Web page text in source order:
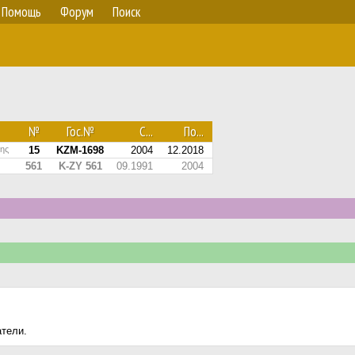
Помощь Форум Поиск
№ Гос.№ С... По...
15 KZM-1698 2004 12.2018
561 K-ZY 561 09.1991 2004